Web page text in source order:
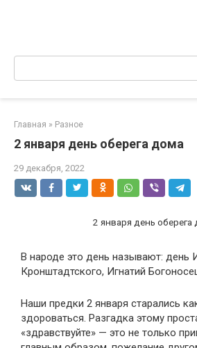
Главная » Разное
2 января день оберега дома
29 декабря, 2022
2 января день оберега
В народе это день называют: день
Кронштадтского, Игнатий
Наши предки 2 января старались
здороваться. Разгадка этому
«здравствуйте» — это не только